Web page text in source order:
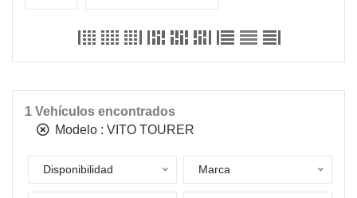
1 Vehículos encontrados
Modelo : VITO TOURER
Disponibilidad Marca